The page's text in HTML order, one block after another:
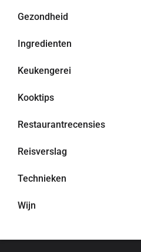
Gezondheid
Ingredienten
Keukengerei
Kooktips
Restaurantrecensies
Reisverslag
Technieken
Wijn